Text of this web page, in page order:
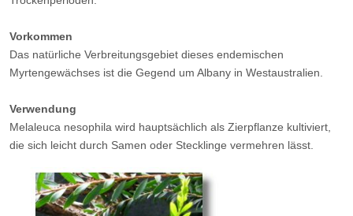
Vorkommen
Das natürliche Verbreitungsgebiet dieses endemischen
Myrtengewächses ist die Gegend um Albany in Westaustralien.
Verwendung
Melaleuca nesophila wird hauptsächlich als Zierpflanze kultiviert,
die sich leicht durch Samen oder Stecklinge vermehren lässt.